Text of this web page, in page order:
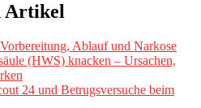
Artikel
Ablauf und Narkose
(HWS) knacken – Ursachen,
24 und Betrugsversuche beim